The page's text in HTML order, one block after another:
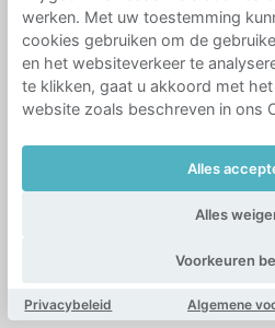
werken. Met uw toestemming
cookies gebruiken om de
en het websiteverkeer te
te klikken, gaat u akkoord met
website zoals beschreven in ons
Alles
Alles
Voorkeuren
Privacybeleid Algemene